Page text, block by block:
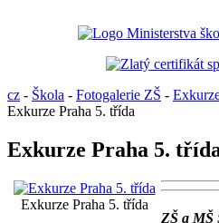
cz - Škola - Fotogalerie ZŠ -
Exkurze Praha 5. třída
Exkurze Praha 5.
Exkurze Praha 5. třída
ZŠ a MŠ